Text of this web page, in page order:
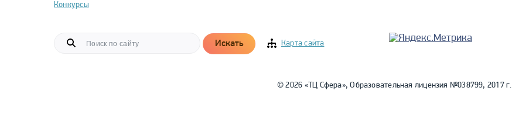
Конкурсы
Искать Карта сайта
© 2026 «ТЦ Сфера», Образовательная лицензия №038799, 2017 г.